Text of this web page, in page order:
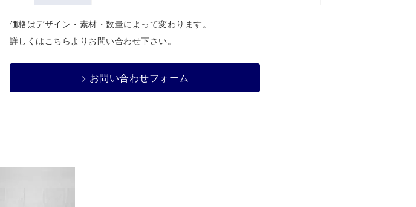
価格はデザイン・素材・数量によって変わります。
詳しくはこちらよりお問い合わせ下さい。
> お問い合わせフォーム